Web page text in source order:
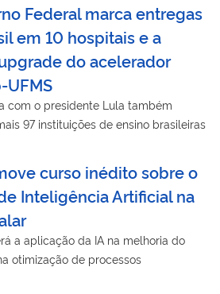
Federal marca entregas
em 10 hospitais e a
do acelerador
UFMS
com o presidente Lula também
97 instituições de ensino brasileiras
curso inédito sobre o
Inteligência Artificial na
a aplicação da IA na melhoria do
otimização de processos